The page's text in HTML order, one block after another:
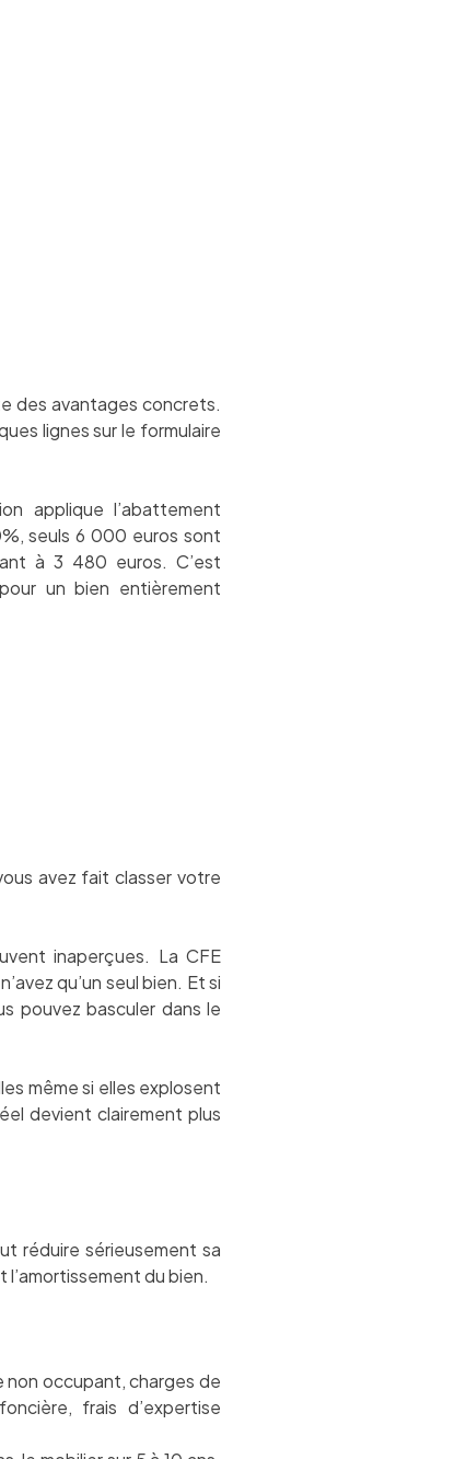
des avantages concrets.
lignes sur le formulaire
applique l’abattement
seuls 6 000 euros sont
à 3 480 euros. C’est
un bien entièrement
avez fait classer votre
inaperçues. La CFE
qu’un seul bien. Et si
pouvez basculer dans le
même si elles explosent
devient clairement plus
réduire sérieusement sa
du bien.
non occupant, charges de
frais d’expertise